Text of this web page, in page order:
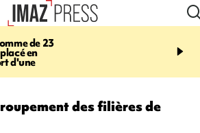
de 23
en
d'une
21:08
et Turquie scellent un
des filières de